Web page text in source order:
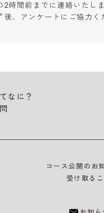
2時間前までに連絡いたしま
後、アンケートにご協力く
なに？
コース公開のお
受け取る